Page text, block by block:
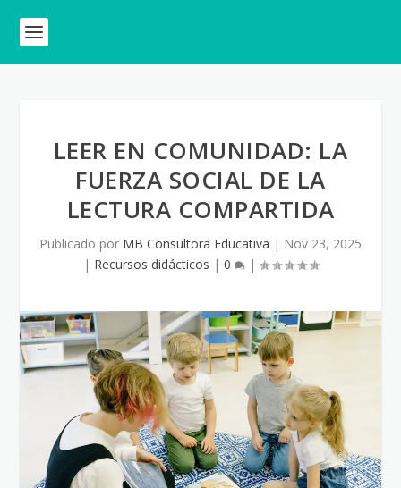
LEER EN COMUNIDAD: LA
FUERZA SOCIAL DE LA
LECTURA COMPARTIDA
Publicado por MB Consultora Educativa | Nov 23, 2025
| Recursos didácticos | 0 |